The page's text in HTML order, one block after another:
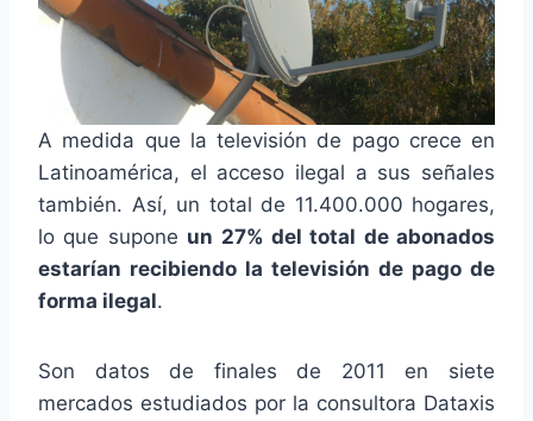
A medida que la televisión de pago crece en
Latinoamérica, el acceso ilegal a sus señales
también. Así, un total de 11.400.000 hogares,
lo que supone un 27% del total de abonados
estarían recibiendo la televisión de pago de
forma ilegal.
Son datos de finales de 2011 en siete
mercados estudiados por la consultora Dataxis